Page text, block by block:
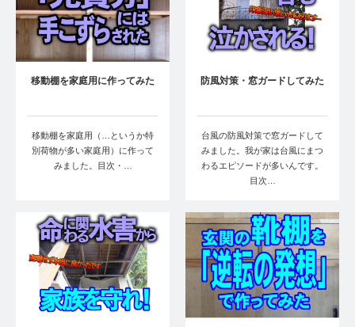
移動棚を家庭用に作ってみた
移動棚を家庭用（…というか特
別荷物が多い家庭用）に作って
みました。目次・…
防風対策・窓ガードしてみた
台風の防風対策で窓ガードして
みました。我が家は台風にまつ
わるエピソードが多いんです。
目次…